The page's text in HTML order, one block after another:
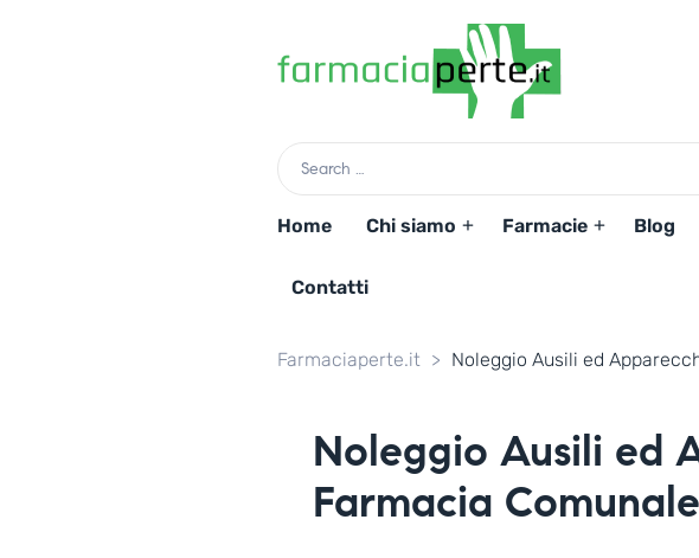
Persona
dei
Servizi
Home Chi siamo Farmacie Blog
Contatti
Farmaciaperte.it > Noleggio Ausili ed
Noleggio Ausili ed
Farmacia